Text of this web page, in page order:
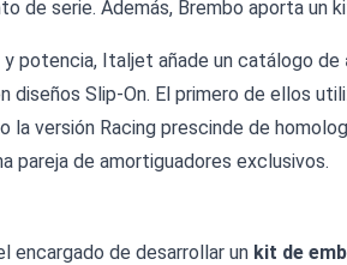
de serie. Además, Brembo aporta un
potencia, Italjet añade un catálogo de
diseños Slip-On. El primero de ellos
la versión Racing prescinde de
pareja de amortiguadores exclusivos.
encargado de desarrollar un kit de